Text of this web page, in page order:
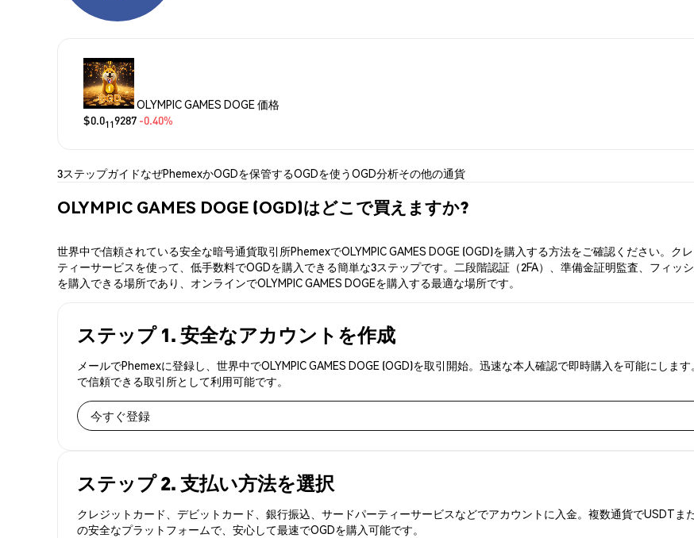
OLYMPIC GAMES DOGE 価格
$0.0119287 -0.40%
3ステップガイドなぜPhemexかOGDを保管するOGDを使うOGD分析その他の通貨
OLYMPIC GAMES DOGE (OGD)はどこで買えますか?
世界中で信頼されている安全な暗号通貨取引所PhemexでOLYMPIC GAMES DOGE (OGD)を購入する方法をご確認ください。
ティーサービスを使って、低手数料でOGDを購入できる簡単な3ステップです。二段階認証（2FA）、準備金証明監査、フィッ
を購入できる場所であり、オンラインでOLYMPIC GAMES DOGEを購入する最適な場所です。
ステップ 1. 安全なアカウントを作成
メールでPhemexに登録し、世界中でOLYMPIC GAMES DOGE (OGD)を取引開始。迅速な本人確認で即時購入を可能にしま
で信頼できる取引所として利用可能です。
今すぐ登録
ステップ 2. 支払い方法を選択
クレジットカード、デビットカード、銀行振込、サードパーティーサービスなどでアカウントに入金。複数通貨でUSDT
の安全なプラットフォームで、安心して最速でOGDを購入可能です。